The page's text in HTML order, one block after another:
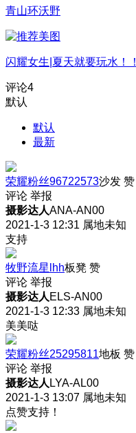
青山环沃野
闪耀女生|夏天就要玩水！！
评论4
默认
默认
最新
荣耀粉丝96722573沙发 赞
评论 举报
摄影达人ANA-AN00
2021-1-3 12:31 属地未知
支持
牧野流星lhh板凳 赞
评论 举报
摄影达人 ELS-AN00
2021-1-3 12:33 属地未知
美美哒
荣耀粉丝25295811地板 赞
评论 举报
摄影达人 LYA-AL00
2021-1-3 13:07 属地未知
点赞支持！